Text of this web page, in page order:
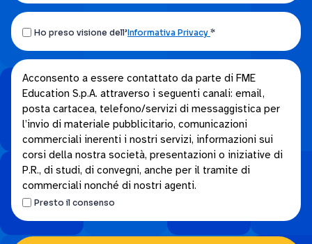
Ho
preso
visione
dell’Informativa
privacy.
*
Ho preso visione dell’Informativa Privacy *
Acconsento
a
essere
contattato
da
parte
FME
Acconsento a essere contattato da parte di FME
Education S.p.A. attraverso i seguenti canali: email,
posta cartacea, telefono/servizi di messaggistica per
l’invio di materiale pubblicitario, comunicazioni
commerciali inerenti i nostri servizi, informazioni sui
corsi della nostra società, presentazioni o iniziative di
P.R., di studi, di convegni, anche per il tramite di
commerciali nonché di nostri agenti.
Presto il consenso